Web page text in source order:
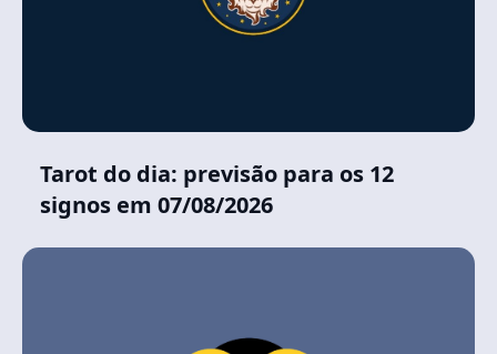
Tarot do dia: previsão para os 12
signos em 07/08/2026